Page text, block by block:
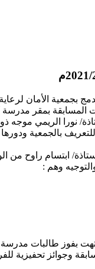
بمقر
نورا الريمي موجه
للتعريف بالجمعية
ابتسام راوح من
وهم :
55 من 60 بينما حصلت طالبات
وجوائز تحفيزية